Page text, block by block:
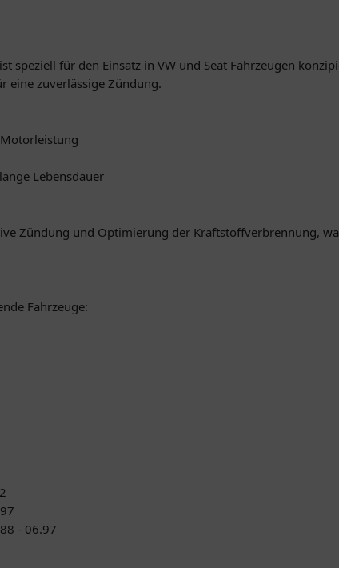
speziell für den Einsatz in VW und Seat Fahrzeugen
eine zuverlässige Zündung.
Lebensdauer
Zündung und Optimierung der Kraftstoffverbrennung,
Fahrzeuge:
- 06.97